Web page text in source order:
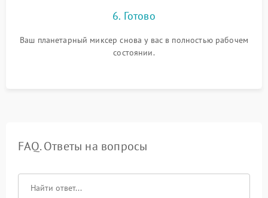
6. Готово
Ваш планетарный миксер снова у вас в полностью рабочем
состоянии.
FAQ. Ответы на вопросы